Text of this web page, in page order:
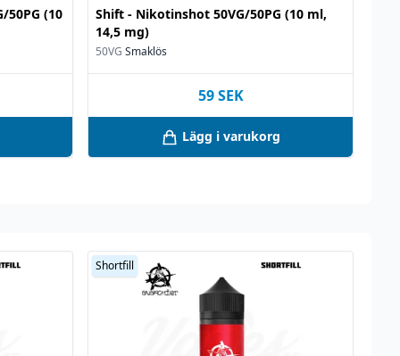
50PG (10
Shift - Nikotinshot 50VG/50PG (10 ml,
14,5 mg)
50VG Smaklös
59 SEK
Lägg i varukorg
Shortfill